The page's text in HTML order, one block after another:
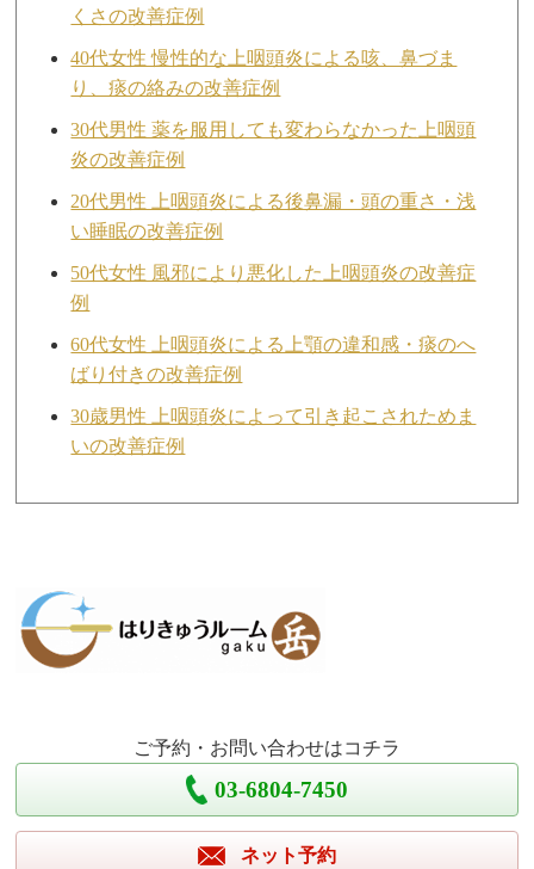
くさの改善症例
40代女性 慢性的な上咽頭炎による咳、鼻づま
り、痰の絡みの改善症例
30代男性 薬を服用しても変わらなかった上咽頭
炎の改善症例
20代男性 上咽頭炎による後鼻漏・頭の重さ・浅
い睡眠の改善症例
50代女性 風邪により悪化した上咽頭炎の改善症
例
60代女性 上咽頭炎による上顎の違和感・痰のへ
ばり付きの改善症例
30歳男性 上咽頭炎によって引き起こされためま
いの改善症例
ご予約・お問い合わせはコチラ
03-6804-7450
ネット予約